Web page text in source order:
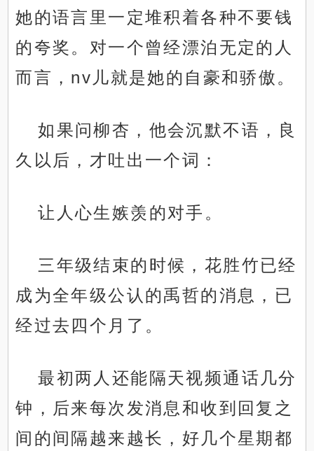
她的语言里一定堆积着各种不要钱
的夸奖。对一个曾经漂泊无定的人
而言，nv儿就是她的自豪和骄傲。
如果问柳杏，他会沉默不语，良
久以后，才吐出一个词：
让人心生嫉羡的对手。
三年级结束的时候，花胜竹已经
成为全年级公认的禹哲的消息，已
经过去四个月了。
最初两人还能隔天视频通话几分
钟，后来每次发消息和收到回复之
间的间隔越来越长，好几个星期都